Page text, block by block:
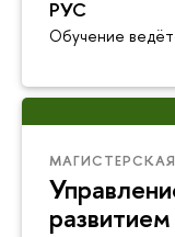
РУС
Обучение
развитием